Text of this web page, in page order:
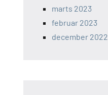
marts 2023
februar 2023
december 2022